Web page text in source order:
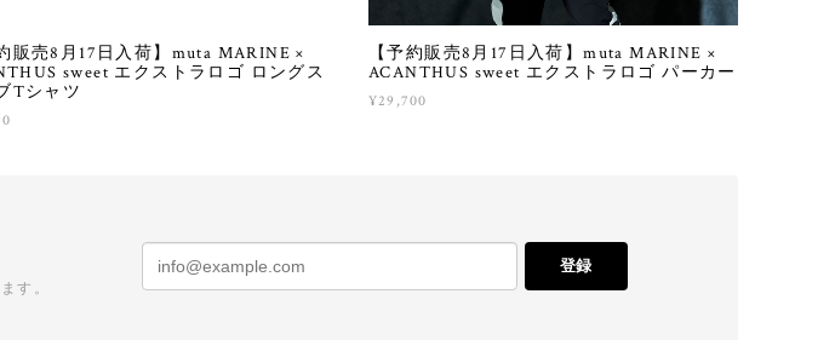
販売8月17日入荷】muta MARINE ×
sweet エクストラロゴ ロングス
Tシャツ
【予約販売8月17日入荷】muta MARINE ×
ACANTHUS sweet エクストラロゴ パーカー
¥29,700
す。
登録